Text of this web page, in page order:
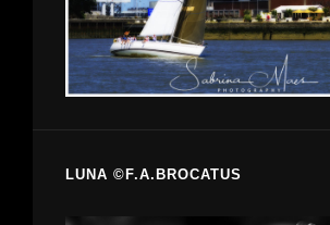
LUNA ©F.A.BROCATUS